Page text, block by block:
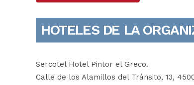
HOTELES DE LA
Sercotel Hotel Pintor el Greco.
Calle de los Alamillos del Tránsito, 13,